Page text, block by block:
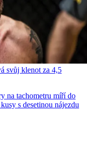
svůj klenot za 4,5
na tachometru míří do
s desetinou nájezdu